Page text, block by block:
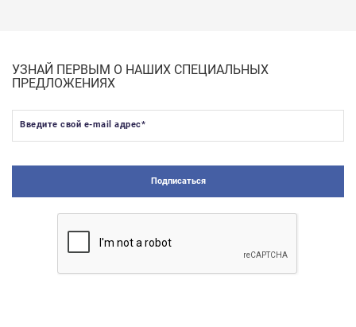
УЗНАЙ ПЕРВЫМ О НАШИХ СПЕЦИАЛЬНЫХ
ПРЕДЛОЖЕНИЯХ
Введите свой e-mail адрес*
Подписаться